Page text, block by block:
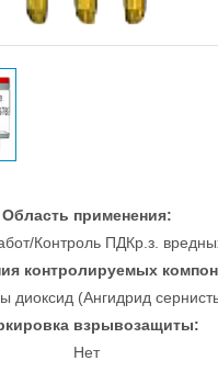
Область применения:
Контроль ПДКр.з.
контролируемых
диоксид (Ангидрид
взрывозащиты:
Нет